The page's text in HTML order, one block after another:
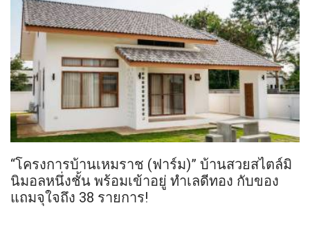
“โครงการบ้านเหมราช (ฟาร์ม)” บ้านสวยสไตล์มิ
นิมอลหนึ่งชั้น พร้อมเข้าอยู่ ทำเลดีทอง กับของ
แถมจุใจถึง 38 รายการ!